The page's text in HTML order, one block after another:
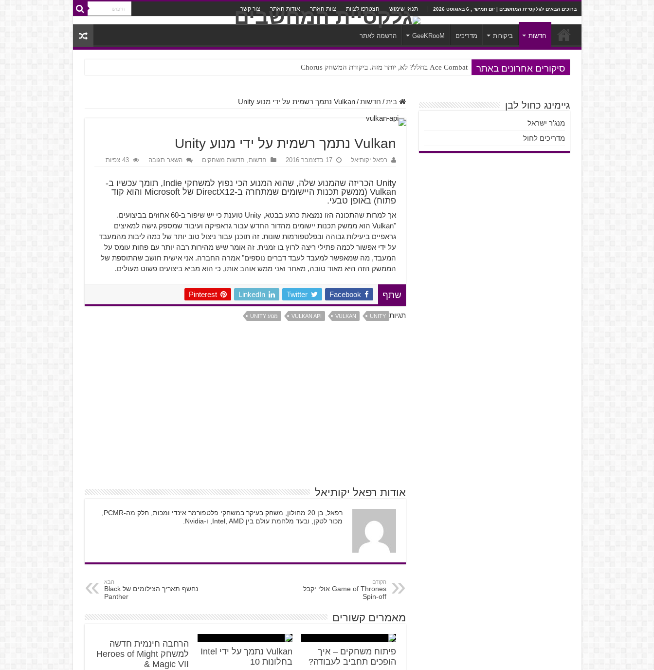
ברוכים הבאים לגלקסיית המחשבים | יום חמישי , 6 באוגוסט 2026 תנאי שימוש הצטרפו לצוות צוות האתר אודות האתר צור קשר
חדשות ביקורות מדריכים GeeKRooM הרשמה לאתר
סיקורים אחרונים באתר Ace Combat בחלל? לא, יותר מזה. ביקורת המשחק Chorus
Steven Universe והשירים שתורגמו בצורה נוראית לעברית
בית / חדשות / Vulkan נתמך רשמית על ידי מנוע Unity
Vulkan נתמך רשמית על ידי מנוע Unity
רפאל יקותיאל 17 בדצמבר 2016 חדשות, חדשות משחקים השאר תגובה 43 צפיות
Unity הכריזה שהמנוע שלה, שהוא המנוע הכי נפוץ למשחקי Indie, תומך עכשיו ב-
Vulkan (ממשק תכנות היישומים שמתחרה ב-DirectX12 של Microsoft והוא קוד
פתוח) באופן טבעי.
אך למרות שהתכונה הזו נמצאת כרגע בבטא, Unity טוענת כי יש שיפור ב-60 אחוזים בביצועים.
"Vulkan הוא ממשק תכנות יישומים מהדור החדש עבור גראפיקה ועיבוד שמספק גישה למאיצים
גראפיים ביעילות גבוהה ובפלטפורמות שונות. זה תוכנן עבור ניצול טוב יותר של כמה ליבות מהמעבד
על ידי אפשור לכמה פתילי ריצה לרוץ בו זמנית. זה אומר שיש מהירות רבה יותר עם פחות עומס על
המעבד, מה שמאפשר למעבד לעבד דברים נוספים" אמרה החברה. אני אישית חושב שהתוספת של
הממשק הזה היא מאוד טובה, מאחר ואני ממש אוהב אותו, כי הוא מביא ביצועים פשוט מעולים.
שתף Facebook
Twitter
LinkedIn
Pinterest
תגיות UNITY
VULKAN
VULKAN API מנוע UNITY
אודות רפאל יקותיאל
מכור לטקן, ובעד מלחמת עולם בין Intel, AMD, ו-Nvidia.
הקודם
Game of Thrones אולי יקבל
Spin-off
הבא
נחשף תאריך הצילומים של Black
Panther
מאמרים קשורים
פיתוח משחקים – איך
הופכים תחביב לעבודה?
Vulkan נתמך על ידי Intel
בחלונות 10
הרחבה חינמית חדשה
למשחק Heroes of Might
& Magic VII
גיימינג כחול לבן
מנג'ר ישראל
מדריכים לחול